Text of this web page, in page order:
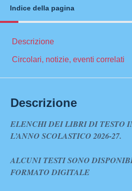
Indice della pagina
Descrizione
Circolari, notizie, eventi correlati
Descrizione
ELENCHI DEI LIBRI DI TESTO
L’ANNO SCOLASTICO 2026-27.
ALCUNI TESTI SONO
FORMATO DIGITALE